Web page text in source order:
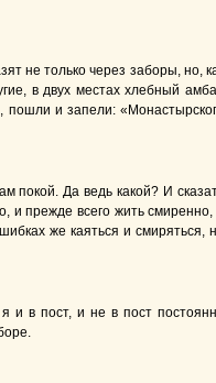
не только через заборы, но,
в двух местах хлебный
пошли и запели:
покой. Да ведь какой? И
и прежде всего жить смиренно,
же каяться и смиряться,
и в пост, и не в пост